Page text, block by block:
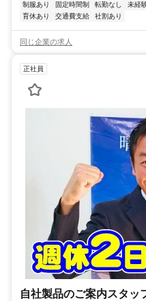
制服あり 固定時間制 転勤なし 未経
育休あり
交通費支給 社割あり
同じ企業の求人
正社員
自社製品のご案内スタッ